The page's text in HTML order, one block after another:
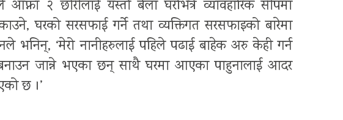
२ छोरीलाई यस्तो बेला घरभित्रै व्यावहारिक सीपमा
घरको सरसफाई गर्ने तथा व्यक्तिगत सरसफाइको बारेमा
भनिन्, ‘मेरो नानीहरुलाई पहिले पढाई बाहेक अरु केही गर्न
जान्ने भएका छन् साथै घरमा आएका पाहुनालाई आदर
छ ।’